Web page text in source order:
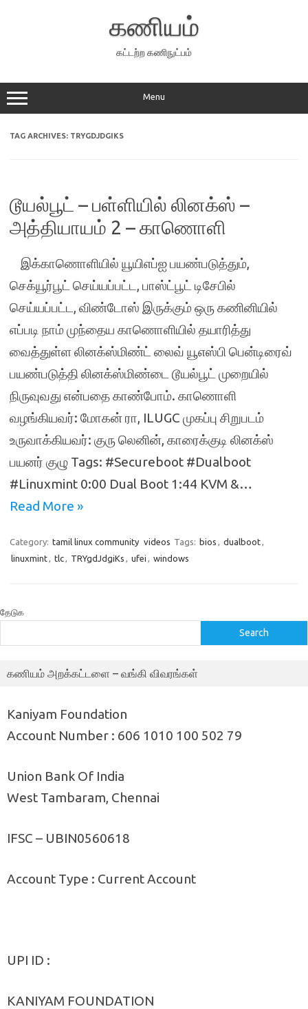
கணியம்
கட்டற்ற கணிநுட்பம்
Menu
TAG ARCHIVES: TRYGDJDGIKS
டூயல்பூட் – பள்ளியில் லினக்ஸ் –
அத்தியாயம் 2 – காணொளி
இக்காணொளியில் யூயிஎப்ஐ பயண்படுத்தும்,
செக்யூர்பூட் செய்யப்பட்ட, பாஸ்ட்பூட் டிசேபில்
செய்யப்பட்ட, விண்டோஸ் இருக்கும் ஒரு கணினியில்
எப்படி நாம் முந்தைய காணொளியில் தயாரித்து
வைத்துள்ள லினக்ஸ்மிண்ட் லைவ் யூஎஸ்பி பென்டிரைவ்
பயண்படுத்தி லினக்ஸ்மிண்டை டூயல்பூட் முறையில்
நிருவுவது என்பதை காண்போம். காணொளி
வழங்கியவர்: மோகன் ரா, ILUGC முகப்பு சிறுபடம்
உருவாக்கியவர்: குரு லெனின், காரைக்குடி லினக்ஸ்
பயனர் குழு Tags: #Secureboot #Dualboot
#Linuxmint 0:00 Dual Boot 1:44 KVM &…
Read More »
Category: tamil linux community videos Tags: bios , dualboot,
linuxmint, tlc, TRYgdJdgiKs , ufei , windows
தேடுக
Search
கணியம் அறக்கட்டளை – வங்கி விவரங்கள்
Kaniyam Foundation
Account Number : 606 1010 100 502 79
Union Bank Of India
West Tambaram, Chennai
IFSC – UBIN0560618
Account Type : Current Account
UPI ID :
KANIYAM FOUNDATION